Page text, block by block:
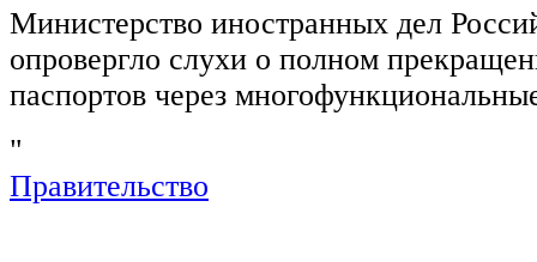
Министерство иностранных дел
опровергло слухи о полном
паспортов через
"
Правительство